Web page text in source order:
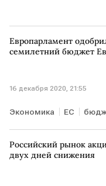
Европарламент
семилетний бюджет
16 декабря 2020, 21:55
Экономика ЕС
Российский рынок
двух дней снижения